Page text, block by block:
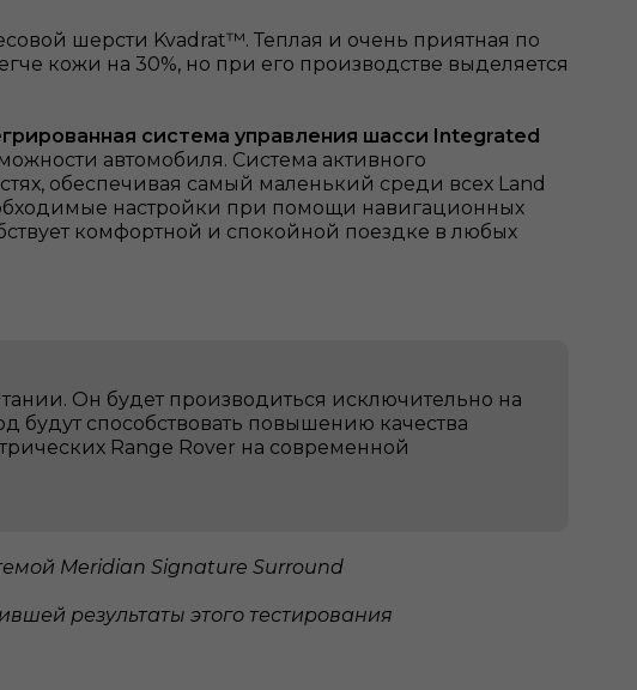
шерсти Kvadrat™. Теплая и очень приятная по
кожи на 30%, но при его производстве выделяется
система управления шасси Integrated
автомобиля. Система активного
обеспечивая самый маленький среди всех Land
настройки при помощи навигационных
комфортной и спокойной поездке в любых
Он будет производиться исключительно на
будут способствовать повышению качества
Range Rover на современной
Meridian Signature Surround
результаты этого тестирования